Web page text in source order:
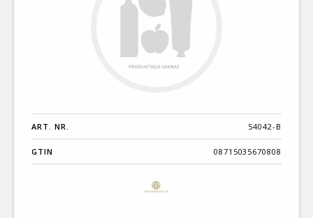
ART. NR. 54042-B
GTIN 08715035670808